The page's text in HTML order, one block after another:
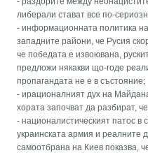
либерали стават все по-
- информационната политика
западните райони, че Русия
че победата е извоювана,
предложи някакви що-годе
пропагандата не е в състояние;
- ирационалният дух на
хората започват да разбират,
- националистическият патос
украинската армия и реалните
самоотбрана на Киев показва,